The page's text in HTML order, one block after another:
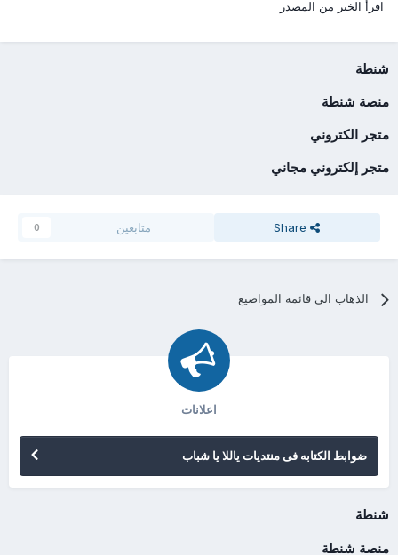
اقرأ الخبر من المصدر
شنطة
منصة شنطة
متجر الكتروني
متجر إلكتروني مجاني
Share متابعين 0
الذهاب الي قائمه المواضيع
اعلانات
ضوابط الكتابه فى منتديات ياللا يا شباب
شنطة
منصة شنطة